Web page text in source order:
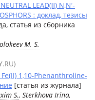
LEAD(II) N,N'-
: доклад, тезисы
статья из сборника
M. S.
1,10-Phenanthroline-
[статья из журнала]
S., Sterkhova Irina,